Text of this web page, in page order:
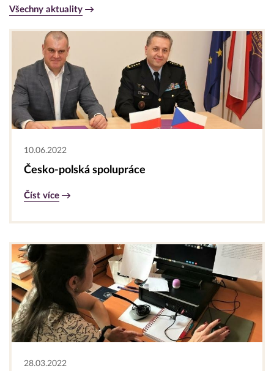
Všechny aktuality
10.06.2022
Česko-polská spolupráce
Číst více
28.03.2022